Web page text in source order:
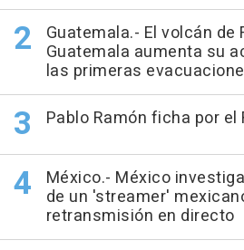
Guatemala.- El volcán de
Guatemala aumenta su
las primeras
Pablo Ramón ficha por
México.- México
de un 'streamer'
retransmisión en directo